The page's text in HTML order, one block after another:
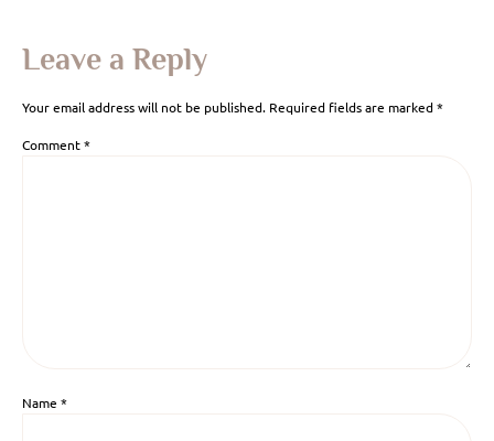
Leave a Reply
Your email address will not be published. Required fields are marked*
Comment*
Name *